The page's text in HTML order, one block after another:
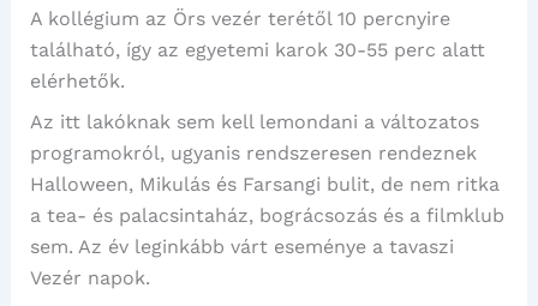
A kollégium az Örs vezér terétől 10 percnyire
található, így az egyetemi karok 30-55 perc alatt
elérhetők.
Az itt lakóknak sem kell lemondani a változatos
programokról, ugyanis rendszeresen rendeznek
Halloween, Mikulás és Farsangi bulit, de nem ritka
a tea- és palacsintaház, bográcsozás és a filmklub
sem. Az év leginkább várt eseménye a tavaszi
Vezér napok.